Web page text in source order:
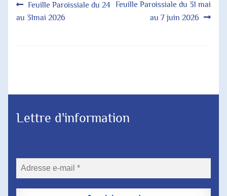
Navigation
Article
précédent :
Feuille Paroissiale du 24
au 31mai 2026
Article
Feuille Paroissiale du 31 mai
au 7 juin 2026
Lettre d'information